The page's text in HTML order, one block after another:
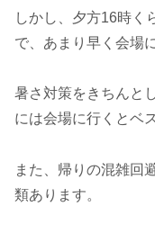
しかし、夕方16時く
で、あまり早く会場
暑さ対策をきちんと
には会場に行くとベ
また、帰りの混雑回
類あります。